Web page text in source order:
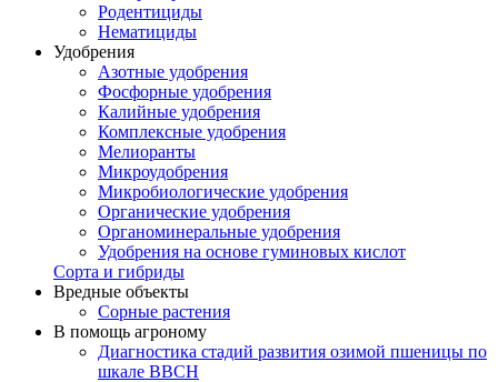
Родентициды
Нематициды
Удобрения
Азотные удобрения
Фосфорные удобрения
Калийные удобрения
Комплексные удобрения
Мелиоранты
Микроудобрения
Микробиологические удобрения
Органические удобрения
Органоминеральные удобрения
Удобрения на основе гуминовых кислот
Сорта и гибриды
Вредные объекты
Сорные растения
В помощь агроному
Диагностика стадий развития озимой пшеницы по
шкале ВВСН